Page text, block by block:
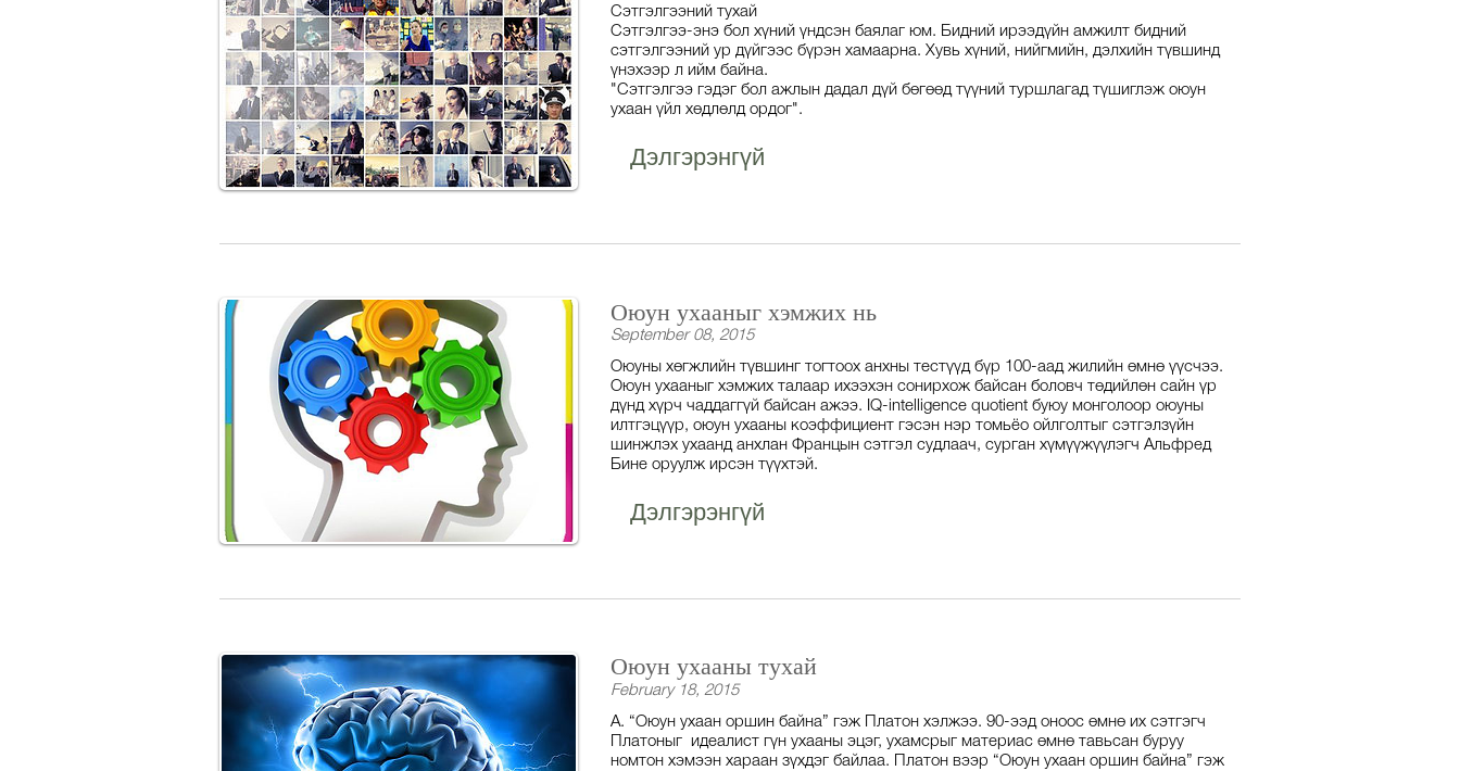
Сэтгэлгээний тухай
Сэтгэлгээ-энэ бол хүний үндсэн баялаг юм. Бидний ирээдүйн амжилт бидний
сэтгэлгээний ур дүйгээс бүрэн хамаарна. Хувь хүний, нийгмийн, дэлхийн түвшинд
үнэхээр л ийм байна.
"Сэтгэлгээ гэдэг бол ажлын дадал дүй бөгөөд түүний туршлагад түшиглэж оюун
ухаан үйл хөдлөлд ордог".
Дэлгэрэнгүй
Оюун ухааныг хэмжих нь
September 08, 2015
Оюуны хөгжлийн түвшинг тогтоох анхны тестүүд бүр 100-аад жилийн өмнө үүсчээ.
Оюун ухааныг хэмжих талаар ихээхэн сонирхож байсан боловч төдийлөн сайн үр
дүнд хүрч чаддаггүй байсан ажээ. IQ-intelligence quotient буюу монголоор оюуны
илтгэцүүр, оюун ухааны коэффициент гэсэн нэр томьёо ойлголтыг сэтгэлзүйн
шинжлэх ухаанд анхлан Францын сэтгэл судлаач, сурган хүмүүжүүлэгч Альфред
Бине оруулж ирсэн түүхтэй.
Дэлгэрэнгүй
Оюун ухааны тухай
February 18, 2015
А. “Оюун ухаан оршин байна” гэж Платон хэлжээ. 90-ээд оноос өмнө их сэтгэгч
Платоныг идеалист гүн ухааны эцэг, ухамсрыг материас өмнө тавьсан буруу
номтон хэмээн хараан зүхдэг байлаа. Платон вээр “Оюун ухаан оршин байна” гэж